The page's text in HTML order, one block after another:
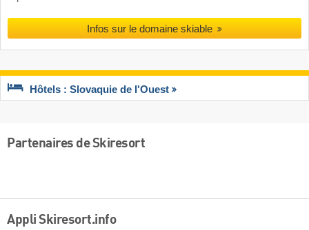
Infos sur le domaine skiable
Hôtels : Slovaquie de l'Ouest
Partenaires de Skiresort
Appli Skiresort.info